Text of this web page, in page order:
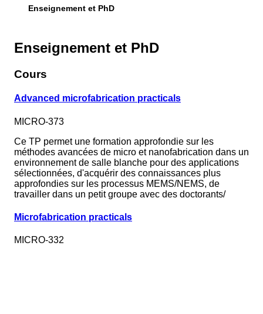
Enseignement et PhD
Enseignement et PhD
Cours
Advanced microfabrication practicals
MICRO-373
Ce TP permet une formation approfondie sur les
méthodes avancées de micro et nanofabrication dans un
environnement de salle blanche pour des applications
sélectionnées, d'acquérir des connaissances plus
approfondies sur les processus MEMS/NEMS, de
travailler dans un petit groupe avec des doctorants/
Microfabrication practicals
MICRO-332